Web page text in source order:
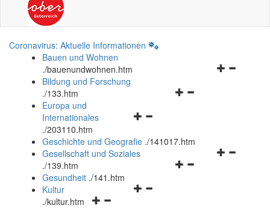
Coronavirus: Aktuelle Informationen
Bauen und Wohnen
./bauenundwohnen.htm
Navigationsmenü
Bildung und Forschung
./133.htm
Navigationsmenü
und
schließen
Europa und
Internationales
./203110.htm
Geschichte und Geografie ./141017.htm
Navigationsmenü
Gesellschaft und Soziales
./139.htm
Navigationsmenü
Gesundheit ./141.htm
Navigationsmenü
Kultur
./kultur.htm